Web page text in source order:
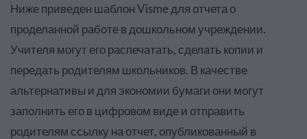
Ниже приведен шаблон Visme для отчета о
проделанной работе в дошкольном учреждении.
Учителя могут его распечатать, сделать копии и
передать родителям школьников. В качестве
альтернативы и для экономии бумаги они могут
заполнить его в цифровом виде и отправить
родителям ссылку на отчет, опубликованный в